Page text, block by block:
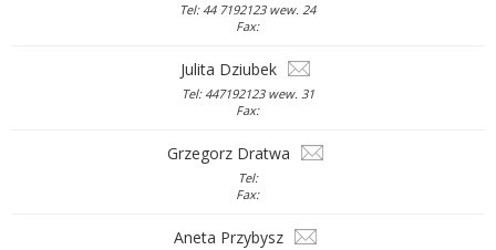
Tel: 44 7192123 wew. 24
Fax:
Julita Dziubek
Tel: 447192123 wew. 31
Fax:
Grzegorz Dratwa
Tel:
Fax:
Aneta Przybysz